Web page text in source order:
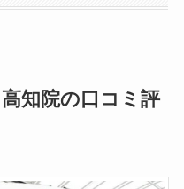
知院の口コミ評